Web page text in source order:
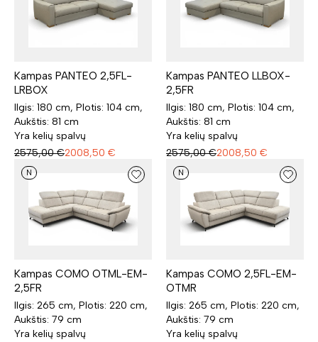
Kampas PANTEO 2,5FL-
LRBOX
Ilgis: 180 cm, Plotis: 104 cm,
Aukštis: 81 cm
Yra kelių spalvų
2575,00 €2008,50 €
Kampas PANTEO LLBOX-
2,5FR
Ilgis: 180 cm, Plotis: 104 cm,
Aukštis: 81 cm
Yra kelių spalvų
2575,00 €2008,50 €
N
Kampas COMO OTML-EM-
2,5FR
Ilgis: 265 cm, Plotis: 220 cm,
Aukštis: 79 cm
Yra kelių spalvų
N
Kampas COMO 2,5FL-EM-
OTMR
Ilgis: 265 cm, Plotis: 220 cm,
Aukštis: 79 cm
Yra kelių spalvų